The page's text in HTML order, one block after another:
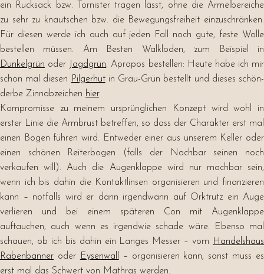
ein Rucksack bzw. Tornister tragen lässt, ohne die Ärmelbereiche
zu sehr zu knautschen bzw. die Bewegungsfreiheit einzuschränken.
Für diesen werde ich auch auf jeden Fall noch gute, feste Wolle
bestellen müssen. Am Besten Walkloden, zum Beispiel in
Dunkelgrün oder Jagdgrün. Apropos bestellen: Heute habe ich mir
schon mal diesen
Pilgerhutin Grau-Grün bestellt und dieses schön-
derbe Zinnabzeichen hier.
Kompromisse zu meinem ursprünglichen Konzept wird wohl in
erster Linie die Armbrust betreffen, so dass der Charakter erst mal
einen Bogen führen wird. Entweder einer aus unserem Keller oder
einen schönen Reiterbogen (falls der Nachbar seinen noch
verkaufen will). Auch die Augenklappe wird nur machbar sein,
wenn ich bis dahin die Kontaktlinsen organisieren und finanzieren
kann – notfalls wird er dann irgendwann auf Orktrutz ein Auge
verlieren und bei einem späteren Con mit Augenklappe
auftauchen, auch wenn es irgendwie schade wäre. Ebenso mal
schauen, ob ich bis dahin ein Langes Messer – vom
Handelshaus
Rabenbanner oder Eysenwall
– organisieren kann, sonst muss es
erst mal das Schwert von Mathras werden.